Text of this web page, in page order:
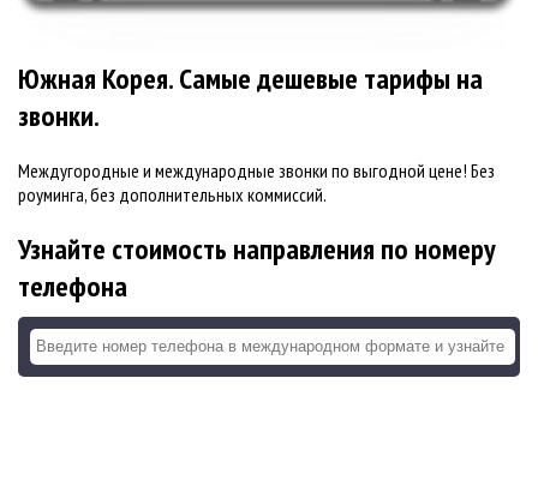
Южная Корея. Самые дешевые тарифы на
звонки.
Междугородные и международные звонки по выгодной цене! Без
роуминга, без дополнительных коммиссий.
Узнайте стоимость направления по номеру
телефона